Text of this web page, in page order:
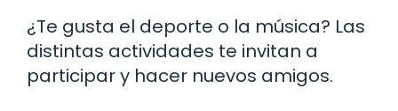
¿Te gusta el deporte o la música? Las
distintas actividades te invitan a
participar y hacer nuevos amigos.